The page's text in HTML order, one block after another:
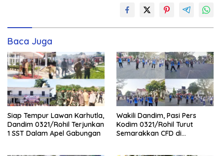
Baca Juga
Siap Tempur Lawan Karhutla,
Dandim 0321/Rohil Terjunkan
1 SST Dalam Apel Gabungan
Wakili Dandim, Pasi Pers
Kodim 0321/Rohil Turut
Semarakkan CFD di